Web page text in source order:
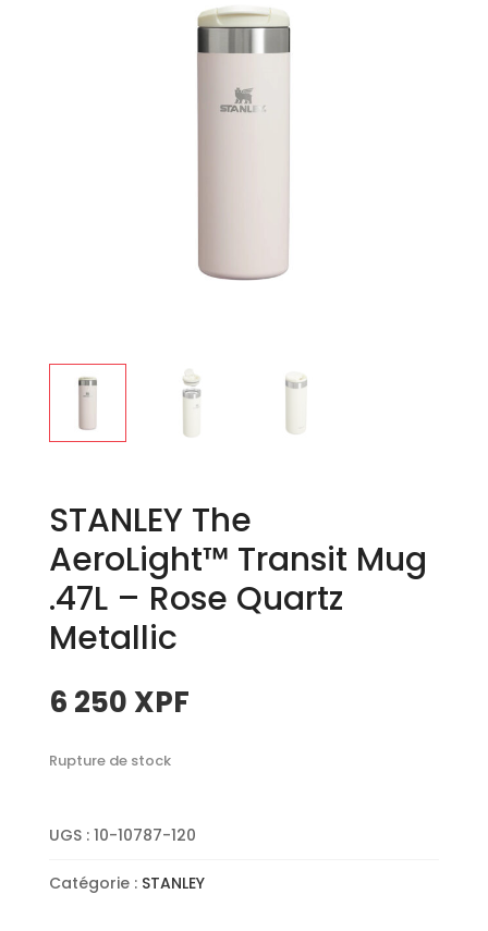
STANLEY The
AeroLight™ Transit Mug
.47L – Rose Quartz
Metallic
6 250 XPF
Rupture de stock
UGS : 10-10787-120
Catégorie : STANLEY